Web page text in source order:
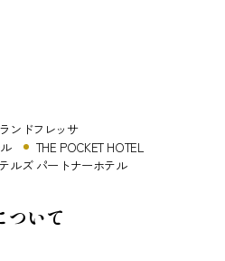
ンドフレッサ
THE POCKET HOTEL
ルズ パートナーホテル
ついて